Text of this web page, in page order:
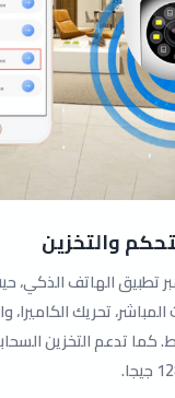
والتخزين
تطبيق الهاتف الذكي،
تحريك الكاميرا،
كما تدعم التخزين